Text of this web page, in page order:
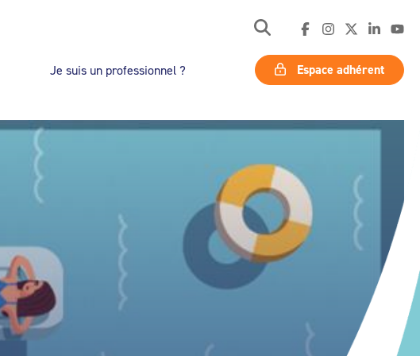
Je suis un professionnel ? Espace adhérent